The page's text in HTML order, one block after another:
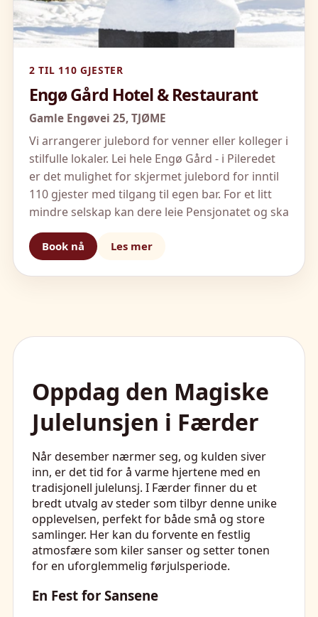
2 TIL 110 GJESTER
Engø Gård Hotel & Restaurant
Gamle Engøvei 25, TJØME
Vi arrangerer julebord for venner eller kolleger i
stilfulle lokaler. Lei hele Engø Gård - i Pileredet
er det mulighet for skjermet julebord for inntil
110 gjester med tilgang til egen bar. For et litt
mindre selskap kan dere leie Pensjonatet og ska
Book nå Les mer
Oppdag den Magiske
Julelunsjen i Færder
Når desember nærmer seg, og kulden siver
inn, er det tid for å varme hjertene med en
tradisjonell julelunsj. I Færder finner du et
bredt utvalg av steder som tilbyr denne unike
opplevelsen, perfekt for både små og store
samlinger. Her kan du forvente en festlig
atmosfære som kiler sanser og setter tonen
for en uforglemmelig førjulsperiode.
En Fest for Sansene